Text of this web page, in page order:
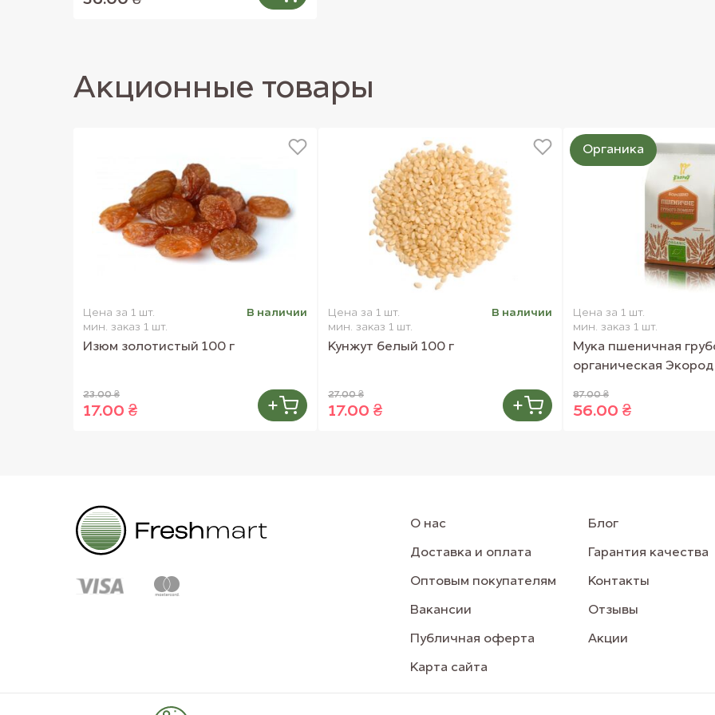
Акционные товары
Цена за 1 шт.
мин. заказ 1 шт.
В наличии
Изюм золотистый 100 г
23.00 ₴
17.00 ₴
Цена за 1 шт.
мин. заказ 1 шт.
В наличии
Кунжут белый 100 г
27.00 ₴
17.00 ₴
Цена за 1 шт.
мин. заказ 1 шт.
Мука пшеничная
органическая Экород
87.00 ₴
56.00 ₴
Органика
О нас Блог
Доставка и оплата Гарантия качества
Оптовым покупателям Контакты
Вакансии Отзывы
Публичная оферта Акции
Карта сайта